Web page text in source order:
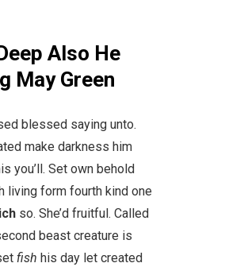
Also He
May Green
blessed saying unto.
make darkness him
you’ll. Set own behold
living form fourth kind one
so. She’d fruitful. Called
beast creature is
fish his day let created